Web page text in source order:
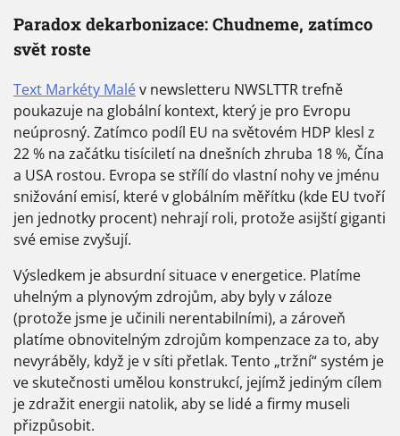
Paradox dekarbonizace: Chudneme, zatímco
svět roste
Text Markéty Malév newsletteru NWSLTTR trefně
poukazuje na globální kontext, který je pro Evropu
neúprosný. Zatímco podíl EU na světovém HDP klesl z
22 % na začátku tisíciletí na dnešních zhruba 18 %, Čína
a USA rostou. Evropa se střílí do vlastní nohy ve jménu
snižování emisí, které v globálním měřítku (kde EU tvoří
jen jednotky procent) nehrají roli, protože asijští giganti
své emise zvyšují.
Výsledkem je absurdní situace v energetice. Platíme
uhelným a plynovým zdrojům, aby byly v záloze
(protože jsme je učinili nerentabilními), a zároveň
platíme obnovitelným zdrojům kompenzace za to, aby
nevyráběly, když je v síti přetlak. Tento „tržní“ systém je
ve skutečnosti umělou konstrukcí, jejímž jediným cílem
je zdražit energii natolik, aby se lidé a firmy museli
přizpůsobit.